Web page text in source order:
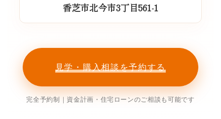
香芝市北今市3丁目561-1
見学・購入相談を予約する
完全予約制｜資金計画・住宅ローンのご相談も可能です